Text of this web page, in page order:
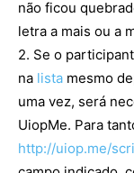
não ficou
letra a mais ou a
2. Se o
na lista mesmo
uma vez, será
UiopMe. Para
http://uiop.me/